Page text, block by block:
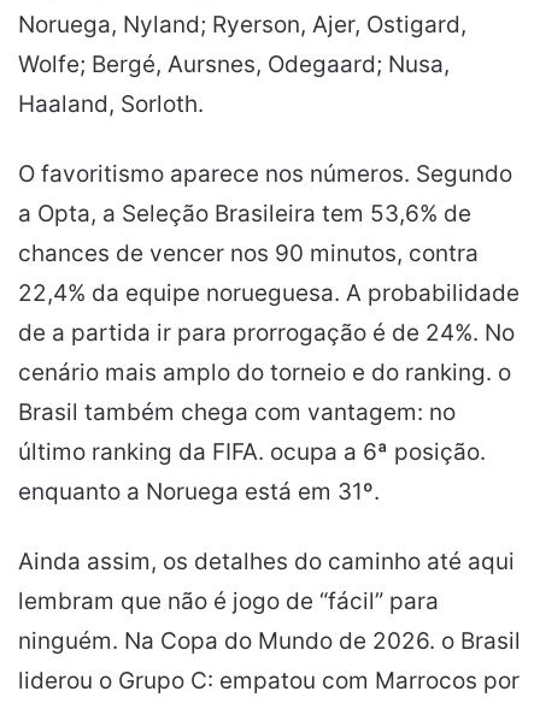
Noruega, Nyland; Ryerson, Ajer, Ostigard,
Wolfe; Bergé, Aursnes, Odegaard; Nusa,
Haaland, Sorloth.
O favoritismo aparece nos números. Segundo
a Opta, a Seleção Brasileira tem 53,6% de
chances de vencer nos 90 minutos, contra
22,4% da equipe norueguesa. A probabilidade
de a partida ir para prorrogação é de 24%. No
cenário mais amplo do torneio e do ranking. o
Brasil também chega com vantagem: no
último ranking da FIFA. ocupa a 6ª posição.
enquanto a Noruega está em 31º.
Ainda assim, os detalhes do caminho até aqui
lembram que não é jogo de “fácil” para
ninguém. Na Copa do Mundo de 2026. o Brasil
liderou o Grupo C: empatou com Marrocos por